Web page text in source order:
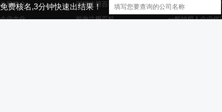
公司简介
企业文化
深圳注册百科
前海注册百科
小规模纳税人企业
一般纳税人企业代
免费核名,3分钟快速出结果！